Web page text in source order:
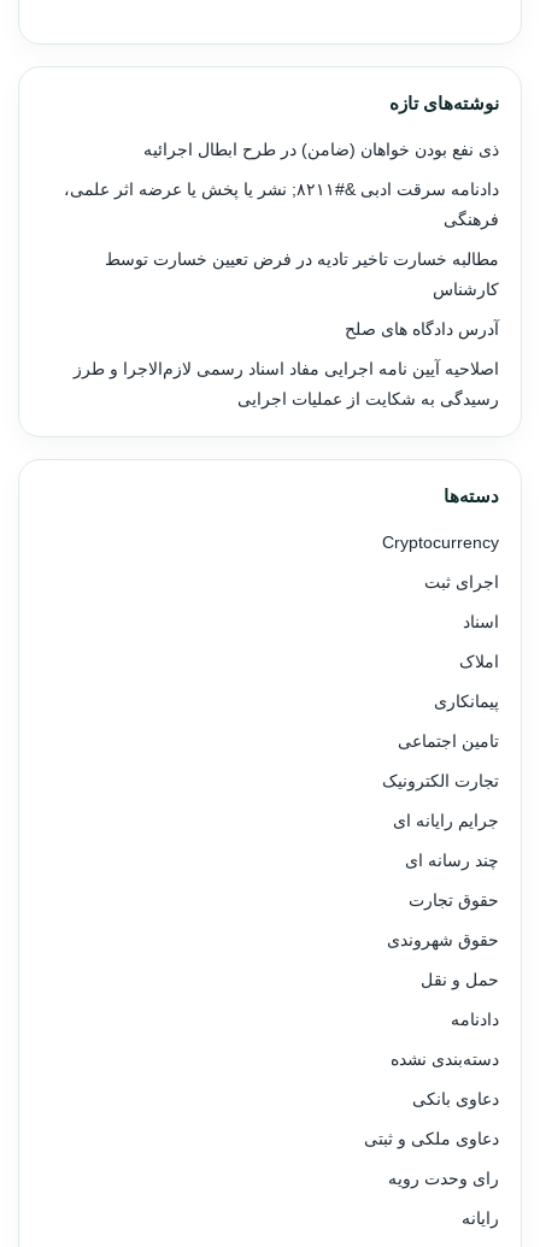
نوشته‌های تازه
ذی نفع بودن خواهان (ضامن) در طرح ابطال اجرائیه
دادنامه سرقت ادبی &#۸۲۱۱; نشر یا پخش یا عرضه اثر علمی،
فرهنگی
مطالبه خسارت تاخیر تادیه در فرض تعیین خسارت توسط
کارشناس
آدرس دادگاه های صلح
اصلاحیه آیین نامه اجرایی مفاد اسناد رسمی لازم‌الاجرا و طرز
رسیدگی به شکایت از عملیات اجرایی
دسته‌ها
Cryptocurrency
اجرای ثبت
اسناد
املاک
پیمانکاری
تامین اجتماعی
تجارت الکترونیک
جرایم رایانه ای
چند رسانه ای
حقوق تجارت
حقوق شهروندی
حمل و نقل
دادنامه
دسته‌بندی نشده
دعاوی بانکی
دعاوی ملکی و ثبتی
رای وحدت رویه
رایانه